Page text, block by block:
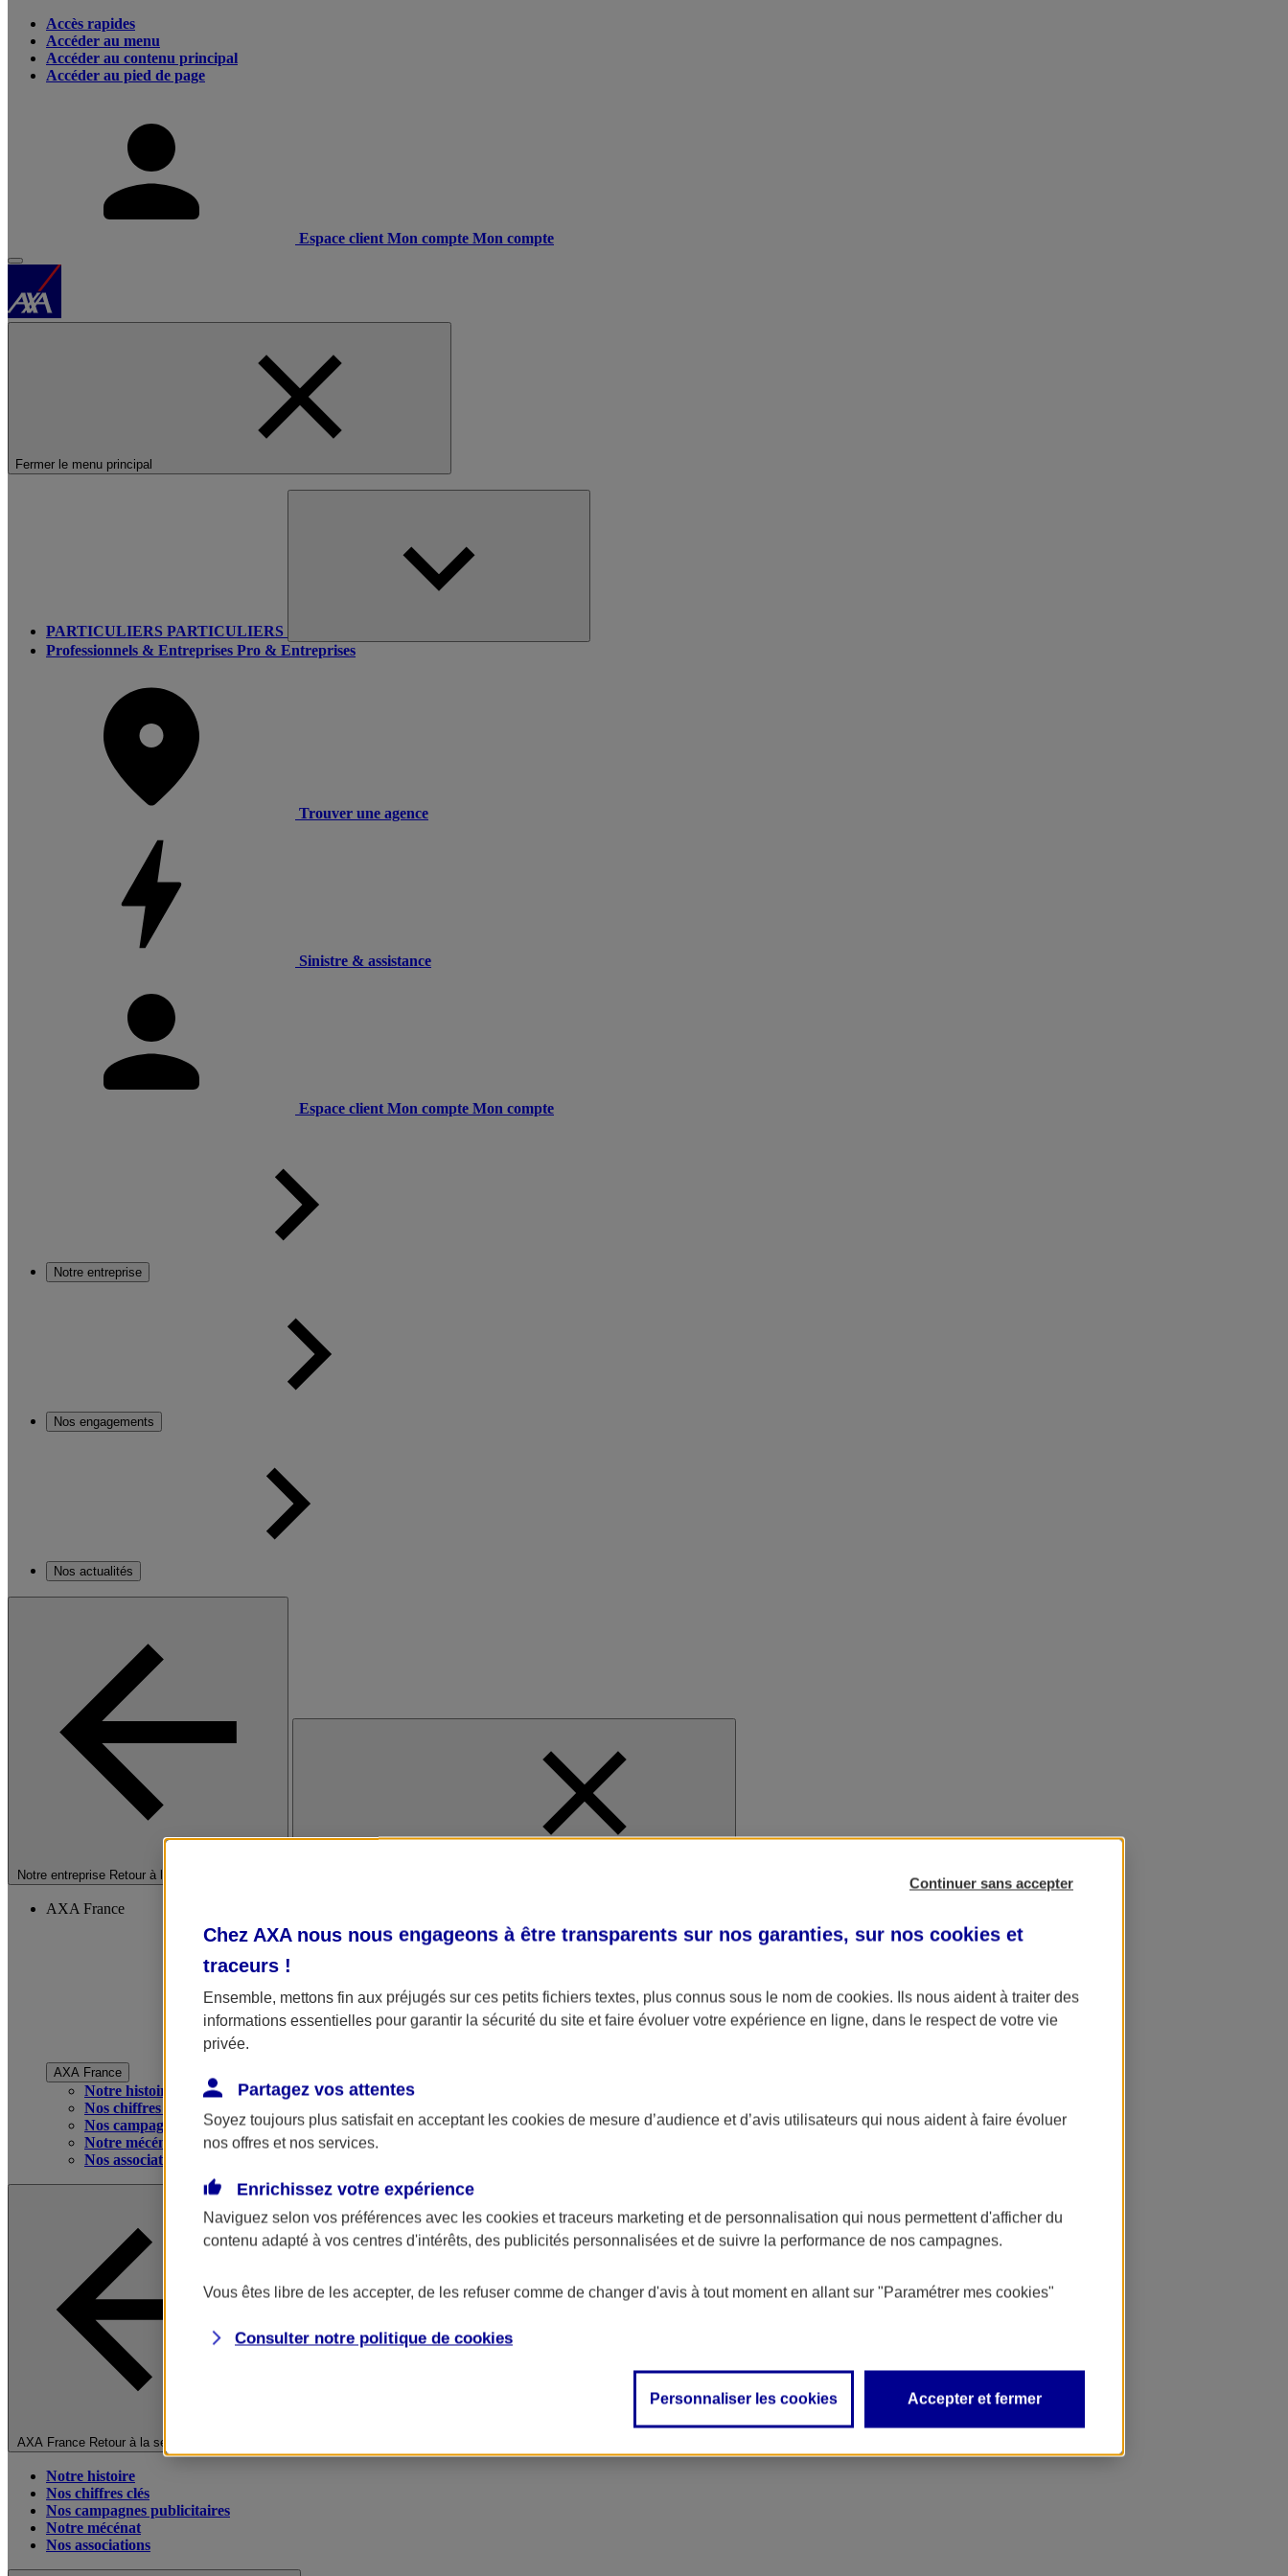
Accès rapides
Accéder au menu
Accéder au contenu principal
Accéder au pied de page
Espace client Mon compte Mon compte
Fermer le menu principal
PARTICULIERS PARTICULIERS
Professionnels & Entreprises Pro & Entreprises
Trouver une agence
Sinistre & assistance
Espace client Mon compte Mon compte
Notre entreprise
Nos engagements
Nos actualités
Notre entreprise Retour à la section précédente
AXA France
AXA France
Notre histoire
Nos chiffres clés
Nos campagnes publicitaires
Notre mécénat
Nos associations
AXA France Retour à la section précédente
Notre histoire
Nos chiffres clés
Nos campagnes publicitaires
Notre mécénat
Nos associations
Continuer sans accepter
Chez AXA nous nous engageons à être transparents sur nos garanties, sur nos cookies et
traceurs !
Ensemble, mettons fin aux préjugés sur ces petits fichiers textes, plus connus sous le nom de cookies. Ils nous aident à traiter des
informations essentielles pour garantir la sécurité du site et faire évoluer votre expérience en ligne, dans le respect de votre vie
privée.
Partagez vos attentes
Soyez toujours plus satisfait en acceptant les cookies de mesure d’audience et d’avis utilisateurs qui nous aident à faire évoluer
nos offres et nos services.
Enrichissez votre expérience
Naviguez selon vos préférences avec les cookies et traceurs marketing et de personnalisation qui nous permettent d'afficher du
contenu adapté à vos centres d'intérêts, des publicités personnalisées et de suivre la performance de nos campagnes.
Vous êtes libre de les accepter, de les refuser comme de changer d'avis à tout moment en allant sur "Paramétrer mes cookies"
Consulter notre politique de cookies
Personnaliser les cookies Accepter et fermer